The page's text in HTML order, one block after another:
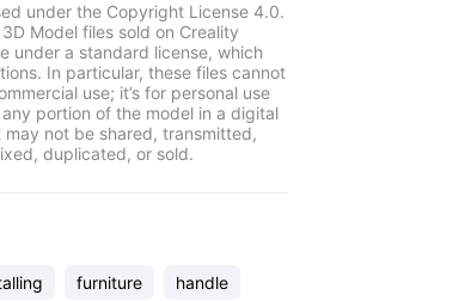
under the Copyright License 4.0.
Model files sold on Creality
under a standard license, which
In particular, these files cannot
use; it’s for personal use
portion of the model in a digital
not be shared, transmitted,
duplicated, or sold.
furniture handle